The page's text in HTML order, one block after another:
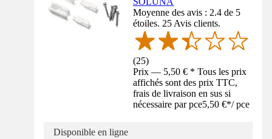
Moyenne des avis : 2.4 de 5
étoiles. 25 Avis clients.
(25)
Prix — 5,50 € * Tous les prix
affichés sont des prix TTC,
frais de livraison en sus si
nécessaire par pce5,50 €*/ pce
Disponible en ligne